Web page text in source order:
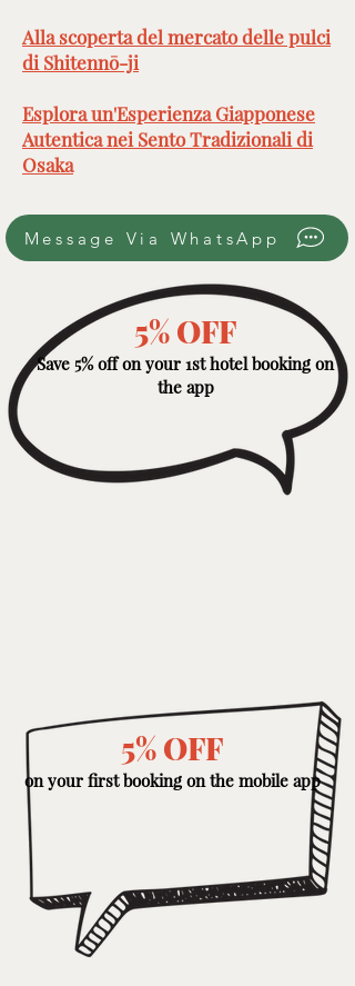
Alla scoperta del mercato delle pulci
di Shitennō-ji
Esplora un'Esperienza Giapponese
Autentica nei Sento Tradizionali di
Osaka
Message Via WhatsApp
5% OFF
Save 5% off on your 1st hotel booking on
the app
5% OFF
on your first booking on the mobile app